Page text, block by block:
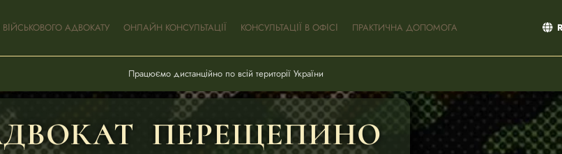
АДВОКАТУ ОНЛАЙН КОНСУЛЬТАЦІЇ КОНСУЛЬТАЦІЇ В ОФІСІ ПРАКТИЧНА ДОПОМОГА
Працюємо дистанційно по всій території України
ПЕРЕЩЕПИНО